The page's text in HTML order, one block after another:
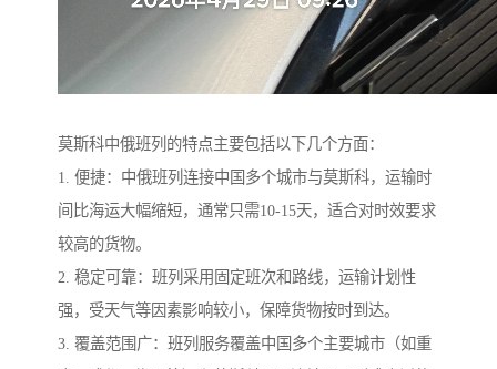
莫斯科中俄班列的特点主要包括以下几个方面：
1. 便捷：中俄班列连接中国多个城市与莫斯科，运输时
间比海运大幅缩短，通常只需10-15天，适合对时效要求
较高的货物。
2. 稳定可靠：班列采用固定班次和路线，运输计划性
强，受天气等因素影响较小，保障货物按时到达。
3. 覆盖范围广：班列服务覆盖中国多个主要城市（如重